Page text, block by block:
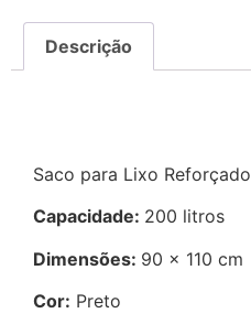
Descrição
Saco para Lixo Reforçado
Capacidade: 200 litros
Dimensões: 90 x 110 cm
Cor: Preto